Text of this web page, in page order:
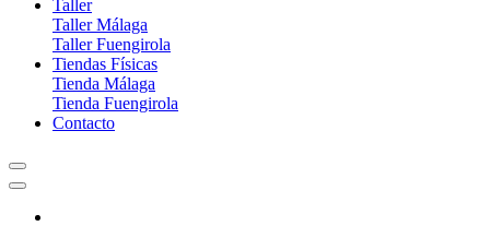
Taller
Taller Málaga
Taller Fuengirola
Tiendas Físicas
Tienda Málaga
Tienda Fuengirola
Contacto